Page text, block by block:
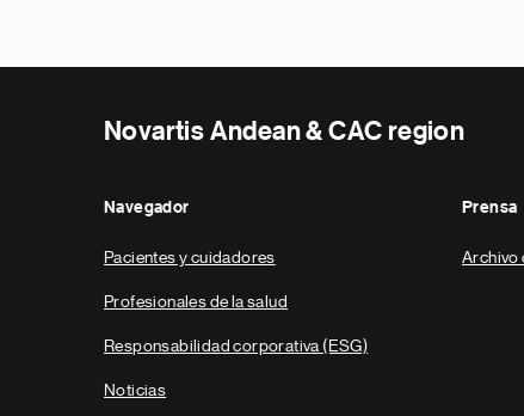
Novartis Andean & CAC region
Navegador
Pacientes y cuidadores
Profesionales de la salud
Responsabilidad corporativa (ESG)
Noticias
Prensa
Archivo